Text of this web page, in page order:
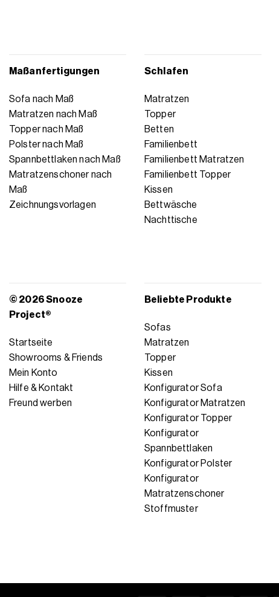
Maßanfertigungen
Sofa nach Maß
Matratzen nach Maß
Topper nach Maß
Polster nach Maß
Spannbettlaken nach Maß
Matratzenschoner nach
Maß
Zeichnungsvorlagen
Schlafen
Matratzen
Topper
Betten
Familienbett
Familienbett Matratzen
Familienbett Topper
Kissen
Bettwäsche
Nachttische
© 2026 Snooze
Project®
Startseite
Showrooms & Friends
Mein Konto
Hilfe & Kontakt
Freund werben
Beliebte Produkte
Sofas
Matratzen
Topper
Kissen
Konfigurator Sofa
Konfigurator Matratzen
Konfigurator Topper
Konfigurator
Spannbettlaken
Konfigurator Polster
Konfigurator
Matratzenschoner
Stoffmuster